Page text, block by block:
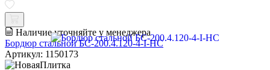
Наличие уточняйте у менеджера
Бордюр стальной БС-200.4.120-4-I-НС
Артикул: 1150173